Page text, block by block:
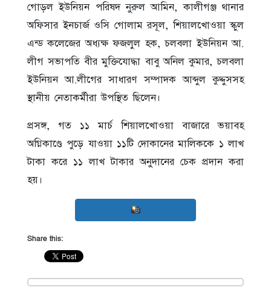
গোড়ল ইউনিয়ন পরিষদ নুরুল আমিন, কালীগঞ্জ থানার
অফিসার ইনচার্জ ওসি গোলাম রসূল, শিয়ালখোওয়া স্কুল
এন্ড কলেজের অধ্যক্ষ ফজলুল হক, চলবলা ইউনিয়ন আ.
লীগ সভাপতি বীর মুক্তিযোদ্ধা বাবু অনিল কুমার, চলবলা
ইউনিয়ন আ.লীগের সাধারণ সম্পাদক আব্দুল কুদ্দুসসহ
স্থানীয় নেতাকর্মীরা উপস্থিত ছিলেন।
প্রসঙ্গ, গত ১১ মার্চ শিয়ালখোওয়া বাজারে ভয়াবহ
অগ্নিকাণ্ডে পুড়ে যাওয়া ১১টি দোকানের মালিককে ১ লাখ
টাকা করে ১১ লাখ টাকার অনুদানের চেক প্রদান করা
হয়।
Share this: